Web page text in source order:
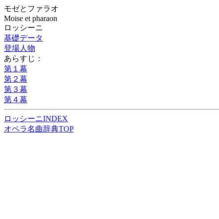
モゼとファラオ
Moise et pharaon
ロッシーニ
基礎データ
登場人物
あらすじ：
第１幕
第２幕
第３幕
第４幕
ロッシーニINDEX
オペラ名曲辞典TOP